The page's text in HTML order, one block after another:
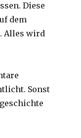
Diese
dem
Alles wird
Sonst